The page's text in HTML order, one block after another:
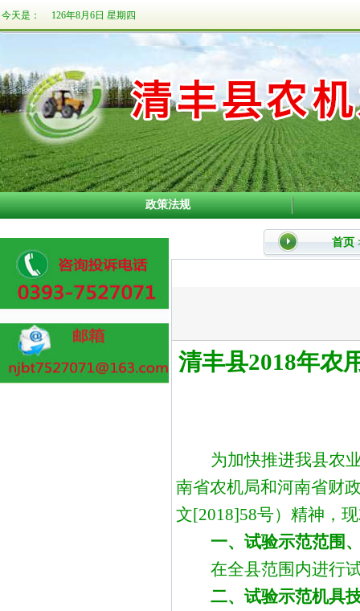
今天是： 126年8月6日 星期四
政策法规
首页
清丰县2018年农
为加快推进我县农
南省农机局和河南省财
文[2018]58号） 精神，
一、试验示范范围
在全县范围内进行
二、试验示范机具